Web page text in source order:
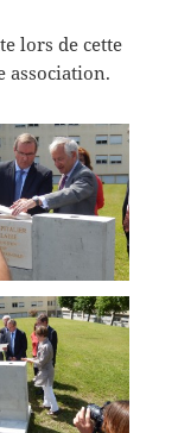
lors de cette
association.